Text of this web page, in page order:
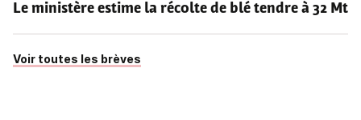
Le ministère estime la récolte de blé tendre à 32 Mt
Voir toutes les brèves